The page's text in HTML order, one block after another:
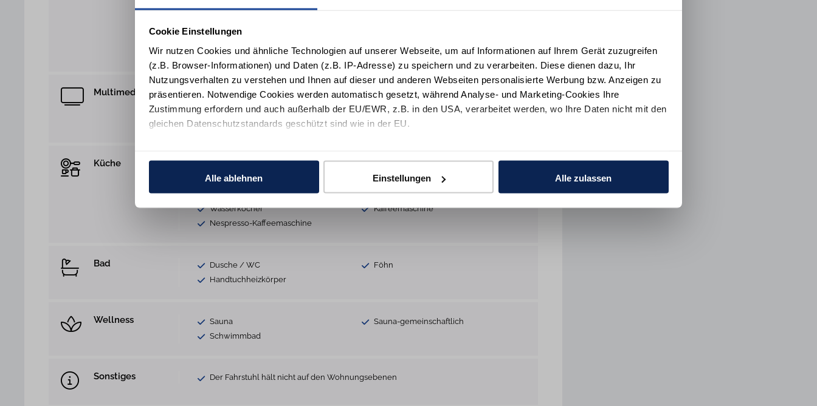
Cookie Einstellungen
Wir nutzen Cookies und ähnliche Technologien auf unserer Webseite, um auf Informationen auf Ihrem Gerät zuzugreifen
(z.B. Browser-Informationen) und Daten (z.B. IP-Adresse) zu speichern und zu verarbeiten. Diese dienen dazu, Ihr
Nutzungsverhalten zu verstehen und Ihnen auf dieser und anderen Webseiten personalisierte Werbung bzw. Anzeigen zu
präsentieren. Notwendige Cookies werden automatisch gesetzt, während Analyse- und Marketing-Cookies Ihre
Zustimmung erfordern und auch außerhalb der EU/EWR, z.B. in den USA, verarbeitet werden, wo Ihre Daten nicht mit den
gleichen Datenschutzstandards geschützt sind wie in der EU.
Alle ablehnen
Einstellungen Alle zulassen
Fahrradabstellplatz
Reinigungsutensilien
Rauchmelder
ebenerdig
Multimedia WLAN Anschluss
Smart-TV
TV
HiFi-Anlage
DVD-Player
Küche
Spülmaschine
Kühlschrank
Gefrierfach
Backofen
Toaster
Wasserkocher
Kaffeemaschine
Nespresso-Kaffeemaschine
Bad Dusche / WC
Föhn
Handtuchheizkörper
Wellness Sauna
Sauna-gemeinschaftlich
Schwimmbad
Sonstiges Der Fahrstuhl hält nicht auf den Wohnungsebenen